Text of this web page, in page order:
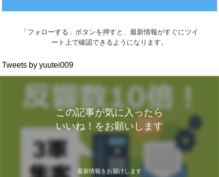
「フォローする」ボタンを押すと、最新情報がすぐにツイ
ート上で確認できるようになります。
Tweets by yuutei009
この記事が気に入ったら
いいね！をお願いします
最新情報をお届けします